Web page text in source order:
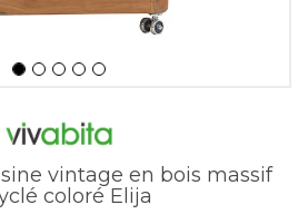
vintage en bois massif
coloré Elija